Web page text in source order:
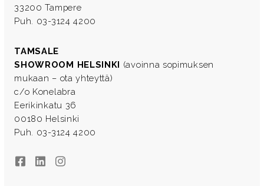
33200 Tampere
Puh. 03-3124 4200
TAMSALE
SHOWROOM HELSINKI (avoinna sopimuksen
mukaan – ota yhteyttä)
c/o Konelabra
Eerikinkatu 36
00180 Helsinki
Puh. 03-3124 4200
FacebookLinkedInInstagram